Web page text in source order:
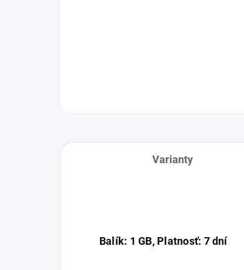
Varianty
Balík: 1 GB, Platnosť: 7 dní